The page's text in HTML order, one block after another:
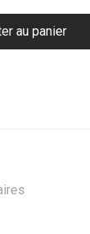
au panier